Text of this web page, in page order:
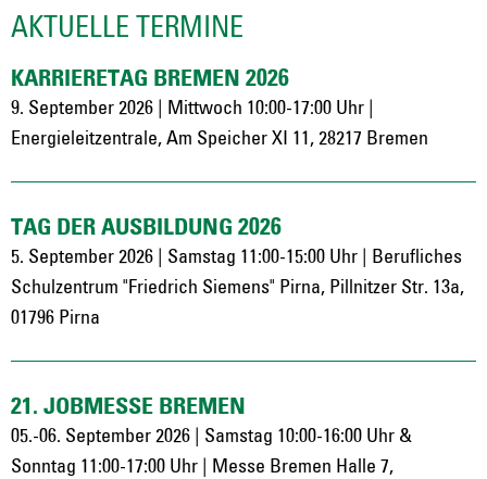
AKTUELLE TERMINE
KARRIERETAG BREMEN 2026
9. September 2026 | Mittwoch 10:00-17:00 Uhr |
Energieleitzentrale, Am Speicher XI 11, 28217 Bremen
TAG DER AUSBILDUNG 2026
5. September 2026 | Samstag 11:00-15:00 Uhr | Berufliches
Schulzentrum "Friedrich Siemens" Pirna, Pillnitzer Str. 13a,
01796 Pirna
21. JOBMESSE BREMEN
05.-06. September 2026 | Samstag 10:00-16:00 Uhr &
Sonntag 11:00-17:00 Uhr | Messe Bremen Halle 7,